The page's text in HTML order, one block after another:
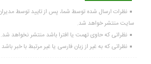
نظرات ارسال شده توسط شما، پس از تایید توسط
سایت منتشر خواهد شد.
نظراتی که حاوی تهمت یا افترا باشد منتشر نخواهد شد.
نظراتی که به غیر از زبان فارسی یا غیر مرتبط با خبر